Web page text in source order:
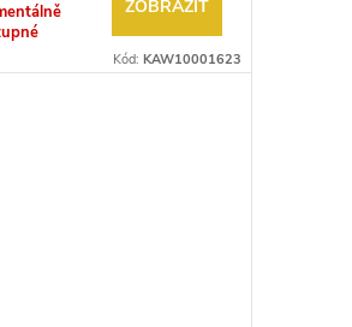
ZOBRAZIT
Kód: KAW10001623